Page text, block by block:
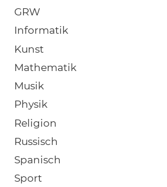
GRW
Informatik
Kunst
Mathematik
Musik
Physik
Religion
Russisch
Spanisch
Sport